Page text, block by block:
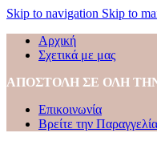
Skip to navigation Skip to
Αρχική
Σχετικά με μας
ΑΠΟΣΤΟΛΗ ΣΕ ΟΛΗ
Επικοινωνία
Βρείτε την